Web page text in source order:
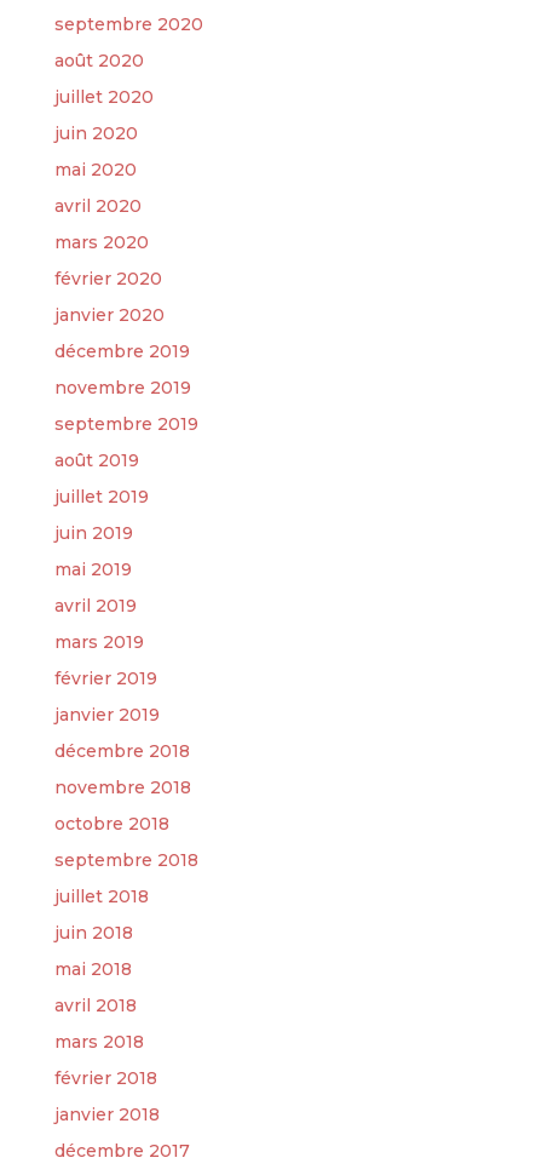
septembre 2020
août 2020
juillet 2020
juin 2020
mai 2020
avril 2020
mars 2020
février 2020
janvier 2020
décembre 2019
novembre 2019
septembre 2019
août 2019
juillet 2019
juin 2019
mai 2019
avril 2019
mars 2019
février 2019
janvier 2019
décembre 2018
novembre 2018
octobre 2018
septembre 2018
juillet 2018
juin 2018
mai 2018
avril 2018
mars 2018
février 2018
janvier 2018
décembre 2017